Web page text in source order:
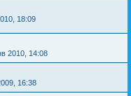
18:09
2010, 14:08
16:38